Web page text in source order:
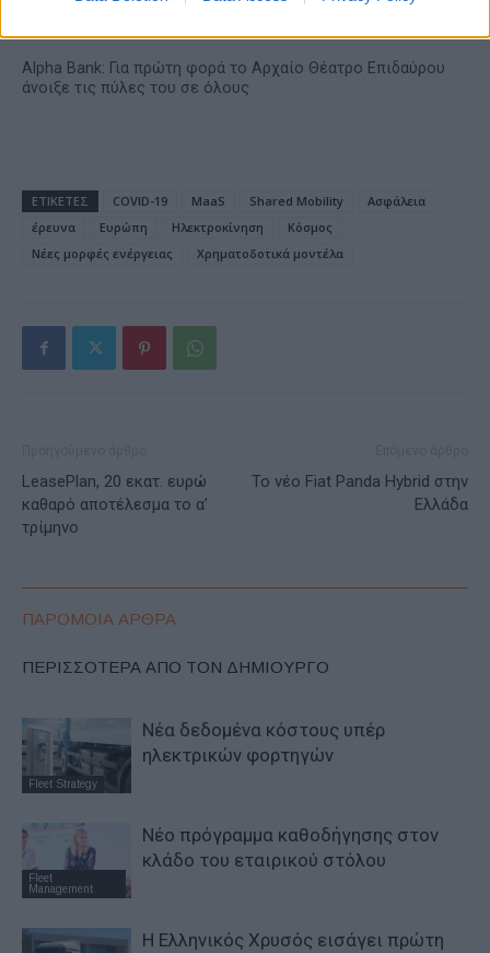
Alpha Bank: Για πρώτη φορά το Αρχαίο Θέατρο Επιδαύρου
άνοιξε τις πύλες του σε όλους
ΕΤΙΚΕΤΕΣ COVID-19 MaaS Shared Mobility
Ασφάλεια
έρευνα
Ευρώπη Ηλεκτροκίνηση
Κόσμος
Νέες μορφές ενέργειας
Χρηματοδοτικά μοντέλα
LeasePlan, 20 εκατ. ευρώ
καθαρό αποτέλεσμα το α’
τρίμηνο
Το νέο Fiat Panda Hybrid στην
Ελλάδα
ΠΑΡΟΜΟΙΑ ΑΡΘΡΑ
ΠΕΡΙΣΣΟΤΕΡΑ ΑΠΟ ΤΟΝ ΔΗΜΙΟΥΡΓΟ
Fleet Strategy
Νέα δεδομένα κόστους υπέρ
ηλεκτρικών φορτηγών
Fleet
Management
Νέο πρόγραμμα καθοδήγησης στον
κλάδο του εταιρικού στόλου
Η Ελληνικός Χρυσός εισάγει πρώτη